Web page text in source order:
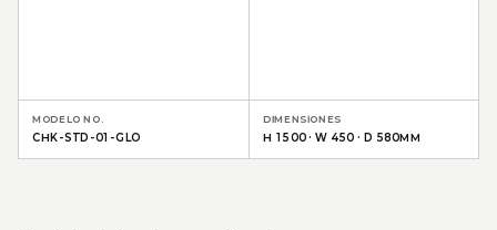
MODELO NO.
CHK-STD-01-GLO
DIMENSIONES
H 1500 · W 450 · D 580MM